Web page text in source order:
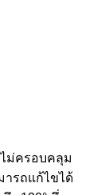
ม่ครอบคลุม
ารถแก้ไขได้